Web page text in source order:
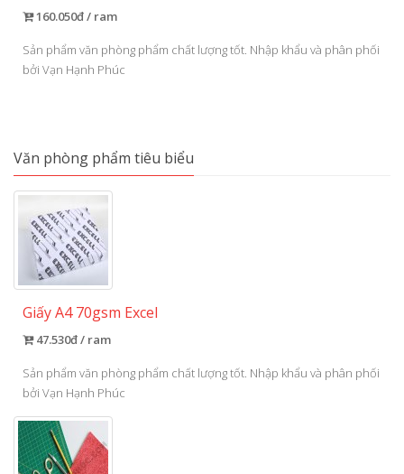
160.050đ / ram
Sản phẩm văn phòng phẩm chất lượng tốt. Nhập khẩu và phân phối
bởi Vạn Hạnh Phúc
Văn phòng phẩm tiêu biểu
Giấy A4 70gsm Excel
47.530đ / ram
Sản phẩm văn phòng phẩm chất lượng tốt. Nhập khẩu và phân phối
bởi Vạn Hạnh Phúc